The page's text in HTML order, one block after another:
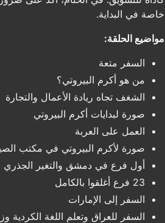
خاصة في البداية.
مواضيع الحلقة:
السفر متعة
من هو أكرم البيروتي؟
الشغف تجاه ريادة الأعمال والتجارة
صورة لبدايات أكرم البيروتي
العمل على العربة
صورة لأكرم البيروتي في مكتب
أول فرع في دمشق والتغير الجذري
23 فرع أغلقوا بالكامل
السفر إلى الإمارات
السفر للعراق وتعلم اللغة الكردية